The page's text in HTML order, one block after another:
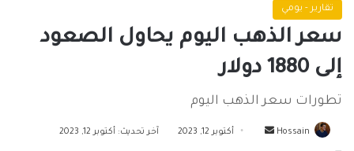
تقارير - يومي
سعر الذهب اليوم يحاول الصعود
إلى 1880 دولار
تطورات سعر الذهب اليوم
Hossain
أرسل
أكتوبر 12, 2023 آخر تحديث: أكتوبر 12, 2023